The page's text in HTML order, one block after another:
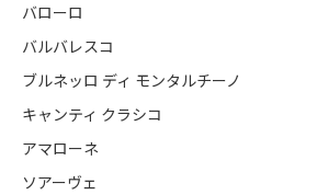
バローロ
バルバレスコ
ブルネッロ ディ モンタルチーノ
キャンティ クラシコ
アマローネ
ソアーヴェ